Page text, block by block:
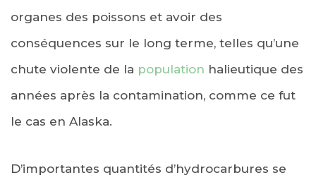
organes des poissons et avoir des
conséquences sur le long terme, telles qu’une
chute violente de la population halieutique des
années après la contamination, comme ce fut
le cas en Alaska.
D’importantes quantités d’hydrocarbures se